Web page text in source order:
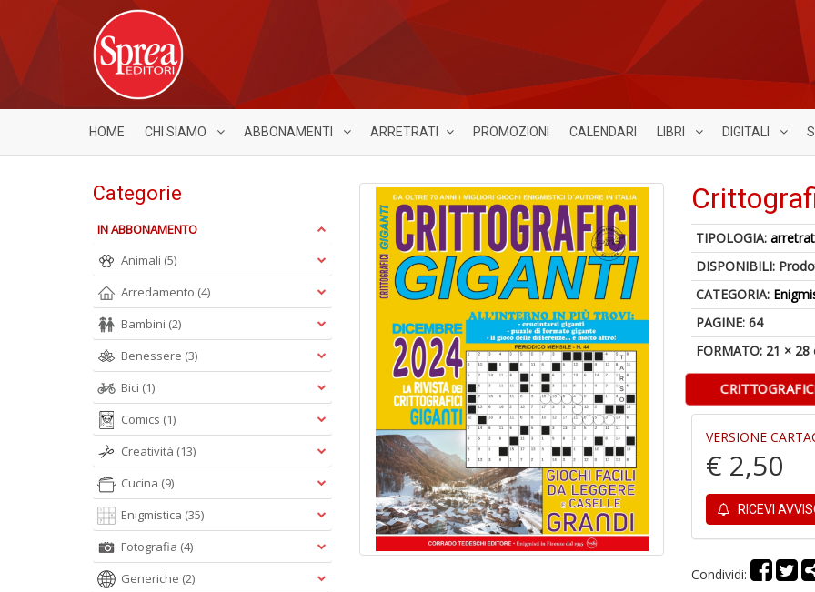
HOME CHI SIAMO ABBONAMENTI ARRETRATI PROMOZIONI CALENDARI LIBRI DIGITALI
TIPOLOGIA:
DISPONIBILI:
CATEGORIA:
PAGINE: 64
FORMATO: 21 × 28
VERSIONE
€ 2,50
RICEVI
Condividi:
Categorie
IN ABBONAMENTO
Animali (5)
Arredamento (4)
Bambini (2)
Benessere (3)
Bici (1)
Comics (1)
Creatività (13)
Cucina (9)
Enigmistica (35)
Fotografia (4)
Generiche (2)